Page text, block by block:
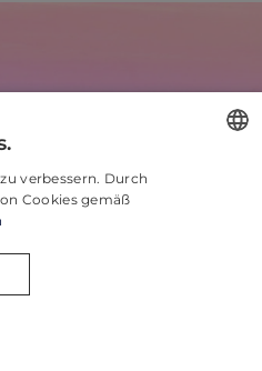
verbessern. Durch
Cookies gemäß